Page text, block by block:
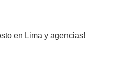
en Lima y agencias!